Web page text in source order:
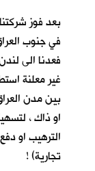
بعد فوز
في جنوب
فعدنا الى
غير معلنة
بين مدن
او ذاك ،
الترهيب او
تجارية) !